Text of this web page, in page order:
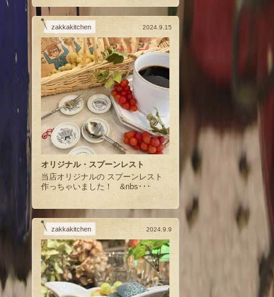
zakkakitchen 2024.9.15
オリジナル・スプーンレスト
当店オリジナルの スプーンレスト
作っちゃいました！ &nbs･･･
zakkakitchen 2024.9.9